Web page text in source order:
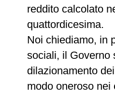
reddito calcolato
quattordicesima.
Noi chiediamo, in
sociali, il Governo
dilazionamento
modo oneroso